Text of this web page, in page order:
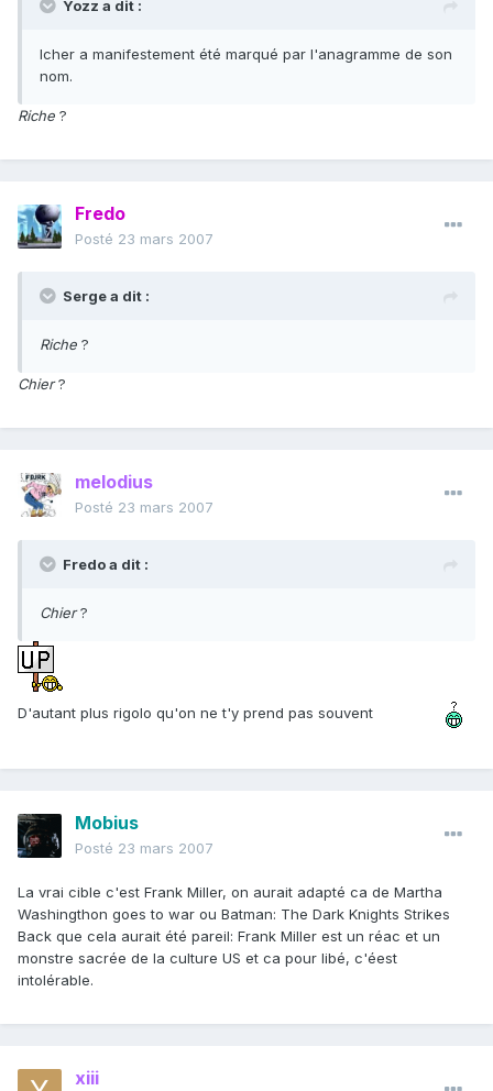
Yozz a dit :
Icher a manifestement été marqué par l'anagramme de son
nom.
Riche ?
Fredo
Posté 23 mars 2007
Serge a dit :
Riche ?
Chier?
melodius
Posté 23 mars 2007
Fredo a dit :
Chier?
D'autant plus rigolo qu'on ne t'y prend pas souvent
Mobius
Posté 23 mars 2007
La vrai cible c'est Frank Miller, on aurait adapté ca de Martha
Washingthon goes to war ou Batman: The Dark Knights Strikes
Back que cela aurait été pareil: Frank Miller est un réac et un
monstre sacrée de la culture US et ca pour libé, c'éest
intolérable.
xiii